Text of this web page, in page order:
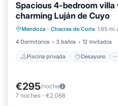
Spacious 4-bedroom villa
charming Luján de Cuyo
Mendoza · Chacras de Coria 1.65 mi
4 Dormitorios
3 baños 12 Invitados
Piscina privada Desayuno
Piscina privada
Balcón/Terraza
€295/noche
7 noches - €2,068